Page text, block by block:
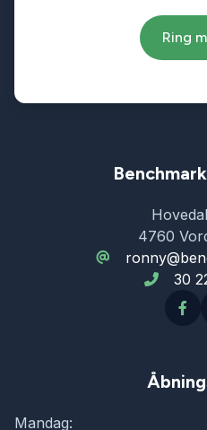
Ring
4760
30
Mandag: